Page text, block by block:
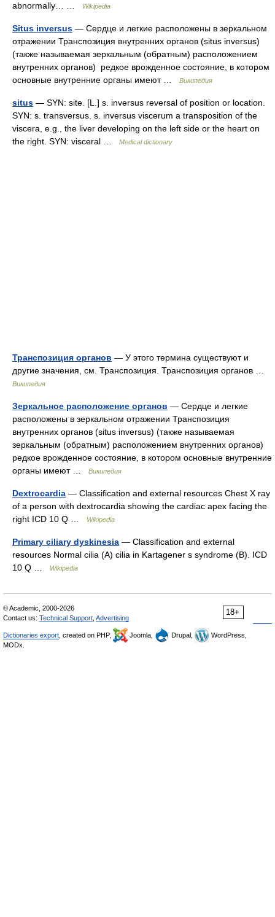
abnormally… …
Wikipedia
Situs inversus — Сердце и легкие расположены в зеркальном
отражении Транспозиция внутренних органов (situs inversus)
(также называемая зеркальным (обратным) расположением
внутренних органов) редкое врожденное состояние, в котором
основные внутренние органы имеют …
Википедия
situs — SYN: site. [L.] s. inversus reversal of position or location.
SYN: s. transversus. s. inversus viscerum a transposition of the
viscera, e.g., the liver developing on the left side or the heart on
the right. SYN: visceral …
Medical dictionary
Транспозиция органов — У этого термина существуют и
другие значения, см. Транспозиция. Транспозиция органов …
Википедия
Зеркальное расположение органов — Сердце и легкие
расположены в зеркальном отражении Транспозиция
внутренних органов (situs inversus) (также называемая
зеркальным (обратным) расположением внутренних органов)
редкое врожденное состояние, в котором основные внутренние
органы имеют …
Википедия
Dextrocardia — Classification and external resources Chest X ray
of a person with dextrocardia showing the cardiac apex facing the
right ICD 10 Q …
Wikipedia
Primary ciliary dyskinesia — Classification and external
resources Normal cilia (A) cilia in Kartagener s syndrome (B). ICD
10 Q …
Wikipedia
18+
© Academic, 2000-2026
Contact us: Technical Support Advertising
Dictionaries export , created on PHP, Joomla, Drupal,
WordPress,
MODx.